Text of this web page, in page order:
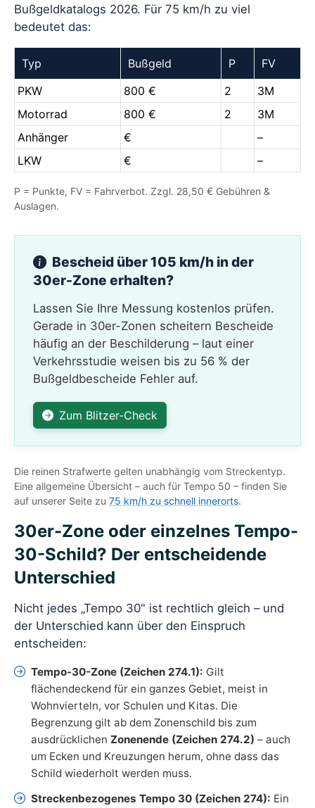
Bußgeldkatalogs 2026. Für 75 km/h zu viel
bedeutet das:
Typ Bußgeld P
FV
PKW
800 € 2
3M
Motorrad
800 € 2
3M
Anhänger
€
–
LKW
€ –
P = Punkte, FV = Fahrverbot. Zzgl. 28,50 € Gebühren &
Auslagen.
Bescheid über 105 km/h in der
30er-Zone erhalten?
Lassen Sie Ihre Messung kostenlos prüfen.
Gerade in 30er-Zonen scheitern Bescheide
häufig an der Beschilderung – laut einer
Verkehrsstudie weisen bis zu 56 % der
Bußgeldbescheide Fehler auf.
Zum Blitzer-Check
Die reinen Strafwerte gelten unabhängig vom Streckentyp.
Eine allgemeine Übersicht – auch für Tempo 50 – finden Sie
auf unserer Seite zu 75 km/h zu schnell innerorts.
30er-Zone oder einzelnes Tempo-
30-Schild? Der entscheidende
Unterschied
Nicht jedes „Tempo 30" ist rechtlich gleich – und
der Unterschied kann über den Einspruch
entscheiden:
Tempo-30-Zone (Zeichen 274.1): Gilt
flächendeckend für ein ganzes Gebiet, meist in
Wohnvierteln, vor Schulen und Kitas. Die
Begrenzung gilt ab dem Zonenschild bis zum
ausdrücklichen Zonenende (Zeichen 274.2) – auch
um Ecken und Kreuzungen herum, ohne dass das
Schild wiederholt werden muss.
Streckenbezogenes Tempo 30 (Zeichen 274): Ein